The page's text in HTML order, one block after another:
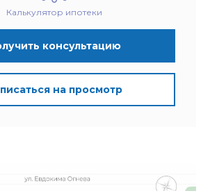
Калькулятор ипотеки
консультацию
на просмотр